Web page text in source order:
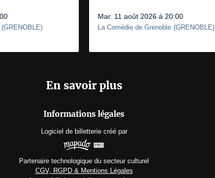
(GRENOBLE)
Mar. 11 août 2026 à 20:00
La Comédie de Grenoble (GRENOBLE)
En savoir plus
Informations légales
Logiciel de billetterie créé par
Partenaire technologique du secteur culturel
CGV, RGPD & Mentions Légales